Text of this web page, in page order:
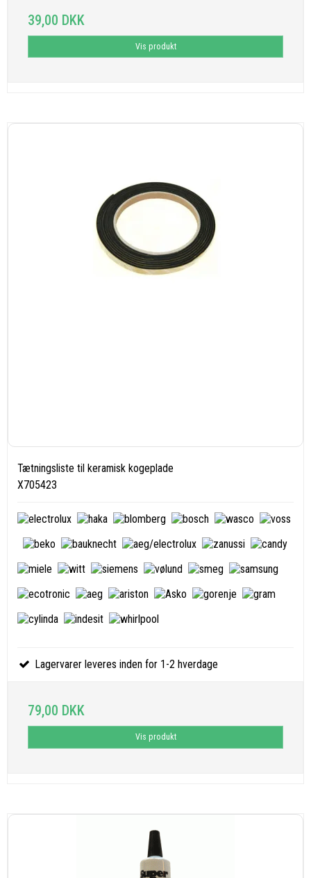
39,00 DKK
Vis produkt
Tætningsliste til keramisk kogeplade
X705423
Lagervarer leveres inden for 1-2 hverdage
79,00 DKK
Vis produkt